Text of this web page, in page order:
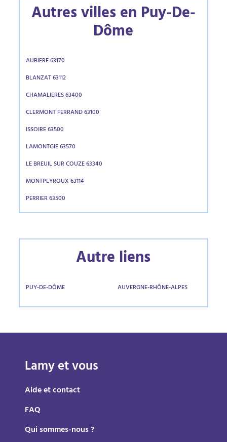
Autres villes en Puy-De-
Dôme
AUBIERE 63170
BLANZAT 63112
CHAMALIERES 63400
CLERMONT FERRAND 63100
ISSOIRE 63500
LAMONTGIE 63570
LE BREUIL SUR COUZE 63340
MONTPEYROUX 63114
PERRIER 63500
Autre liens
PUY-DE-DÔME AUVERGNE-RHÔNE-ALPES
Lamy et vous
Aide et contact
FAQ
Qui sommes-nous ?